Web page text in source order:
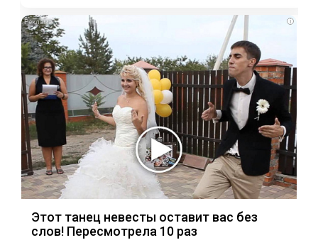
i
Этот танец невесты оставит вас без
слов! Пересмотрела 10 раз